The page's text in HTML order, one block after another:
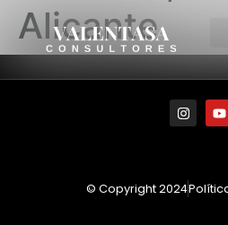
Alicante
© Copyright 2024